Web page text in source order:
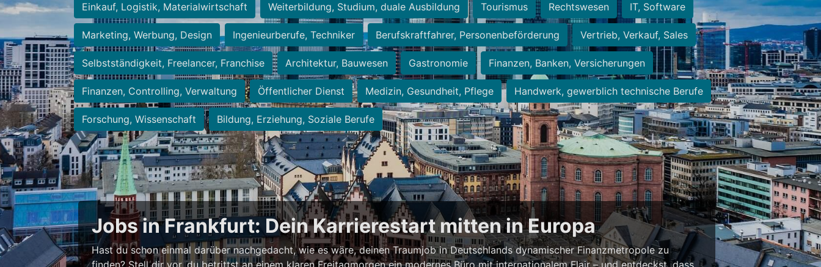
Einkauf, Logistik, Materialwirtschaft Weiterbildung, Studium, duale Ausbildung Tourismus Rechtswesen IT, Software
Marketing, Werbung, Design Ingenieurberufe, Techniker Berufskraftfahrer, Personenbeförderung Vertrieb, Verkauf, Sales
Selbstständigkeit, Freelancer, Franchise Architektur, Bauwesen Gastronomie Finanzen, Banken, Versicherungen
Finanzen, Controlling, Verwaltung Öffentlicher Dienst Medizin, Gesundheit, Pflege Handwerk, gewerblich technische Berufe
Forschung, Wissenschaft Bildung, Erziehung, Soziale Berufe
Jobs in Frankfurt: Dein Karrierestart mitten in Europa
Hast du schon einmal darüber nachgedacht, wie es wäre, deinen Traumjob in Deutschlands dynamischer Finanzmetropole zu